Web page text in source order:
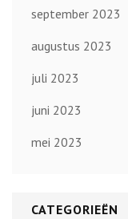
september 2023
augustus 2023
juli 2023
juni 2023
mei 2023
CATEGORIEËN